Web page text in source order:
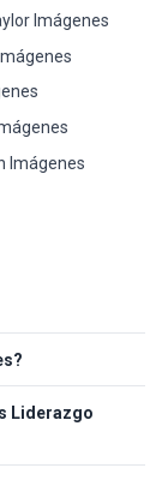
Imágenes
Imágenes
Liderazgo